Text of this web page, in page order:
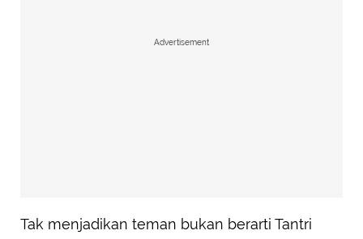
Advertisement
Tak menjadikan teman bukan berarti Tantri